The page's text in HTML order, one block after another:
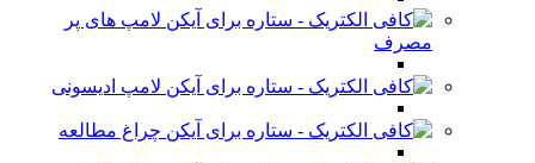
لامپ های پر
مصرف
لامپ ادیسونی
چراغ مطالعه